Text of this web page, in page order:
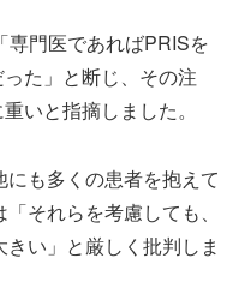
専門医であればPRISを
た」と断じ、その注
いと指摘しました。
も多くの患者を抱えて
それらを考慮しても、
い」と厳しく批判しま